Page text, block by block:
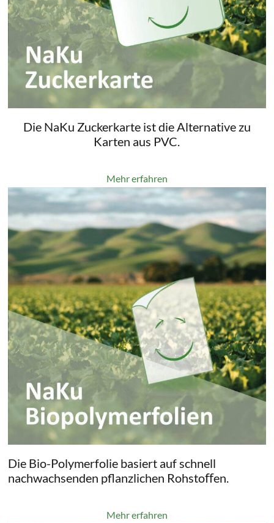
Die NaKu Zuckerkarte ist die Alternative zu
Karten aus PVC.
Mehr erfahren
Die Bio-Polymerfolie basiert auf schnell
nachwachsenden pflanzlichen Rohstoﬀen.
Mehr erfahren